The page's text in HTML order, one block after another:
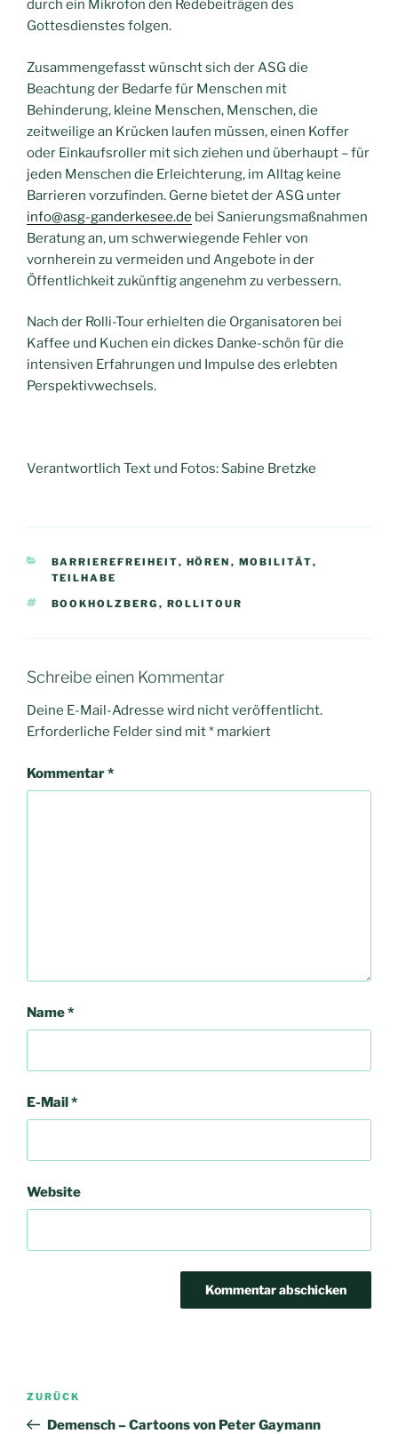
durch ein Mikrofon den Redebeiträgen des
Gottesdienstes folgen.
Zusammengefasst wünscht sich der ASG die
Beachtung der Bedarfe für Menschen mit
Behinderung, kleine Menschen, Menschen, die
zeitweilige an Krücken laufen müssen, einen Koffer
oder Einkaufsroller mit sich ziehen und überhaupt – für
jeden Menschen die Erleichterung, im Alltag keine
Barrieren vorzufinden. Gerne bietet der ASG unter
info@asg-ganderkesee.de bei Sanierungsmaßnahmen
Beratung an, um schwerwiegende Fehler von
vornherein zu vermeiden und Angebote in der
Öffentlichkeit zukünftig angenehm zu verbessern.
Nach der Rolli-Tour erhielten die Organisatoren bei
Kaffee und Kuchen ein dickes Danke-schön für die
intensiven Erfahrungen und Impulse des erlebten
Perspektivwechsels.
Verantwortlich Text und Fotos: Sabine Bretzke
KATEGORIEN
BARRIEREFREIHEIT, HÖREN , MOBILITÄT,
TEILHABE
SCHLAGWÖRTER
BOOKHOLZBERG , ROLLITOUR
Schreibe einen Kommentar
Deine E-Mail-Adresse wird nicht veröffentlicht.
Erforderliche Felder sind mit* markiert
Kommentar*
Name*
E-Mail*
Website
Beitrags-
Vorheriger
Beitrag
ZURÜCK
Demensch – Cartoons von Peter Gaymann